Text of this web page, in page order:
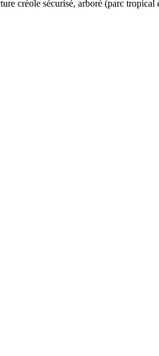
créole sécurisé, arboré (parc